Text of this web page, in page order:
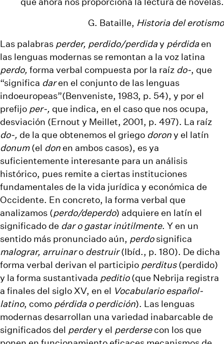
G. Bataille, Historia del erotismo
Las palabras perder, perdido/perdiday pérdida en
las lenguas modernas se remontan a la voz latina
perdo, forma verbal compuesta por la raíz do-, que
“significa daren el conjunto de las lenguas
indoeuropeas”(Benveniste, 1983, p. 54), y por el
prefijo per-, que indica, en el caso que nos ocupa,
desviación (Ernout y Meillet, 2001, p. 497). La raíz
do-, de la que obtenemos el griego dorony el latín
donum(el don en ambos casos), es ya
suficientemente interesante para un análisis
histórico, pues remite a ciertas instituciones
fundamentales de la vida jurídica y económica de
Occidente. En concreto, la forma verbal que
analizamos (perdo/deperdo) adquiere en latín el
significado de dar o gastar inútilmente. Y en un
sentido más pronunciado aún, perdosignifica
malograr, arruinaro destruir(Ibíd., p. 180). De dicha
forma verbal derivan el participio perditus(perdido)
y la forma sustantivada peditio(que Nebrija registra
a finales del siglo XV, en el Vocabulario español-
latino, como pérdida o perdición). Las lenguas
modernas desarrollan una variedad inabarcable de
significados del perdery el perdersecon los que